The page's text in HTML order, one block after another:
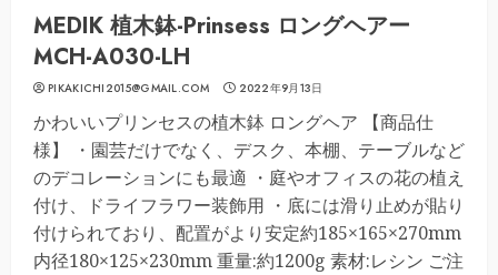
MEDIK 植木鉢-Prinsess ロングヘアー
MCH-A030-LH
PIKAKICHI2015@GMAIL.COM 2022年9月13日
かわいいプリンセスの植木鉢 ロングヘア 【商品仕
様】 ・園芸だけでなく、デスク、本棚、テーブルなど
のデコレーションにも最適 ・庭やオフィスの花の植え
付け、ドライフラワー装飾用 ・底には滑り止めが貼り
付けられており、配置がより安定約185×165×270mm
内径180×125×230mm 重量:約1200g 素材:レシン ご注